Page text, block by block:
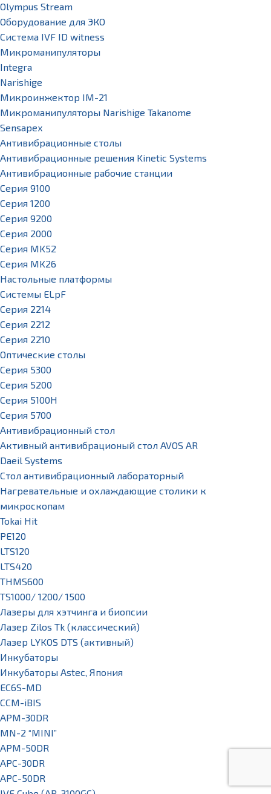
Olympus Stream
Оборудование для ЭКО
Система IVF ID witness
Микроманипуляторы
Integra
Narishige
Микроинжектор IM-21
Микроманипуляторы Narishige Takanome
Sensapex
Антивибрационные столы
Антивибрационные решения Kinetic Systems
Антивибрационные рабочие станции
Серия 9100
Серия 1200
Серия 9200
Серия 2000
Серия MK52
Серия MK26
Настольные платформы
Системы ELpF
Серия 2214
Серия 2212
Серия 2210
Оптические столы
Серия 5300
Серия 5200
Серия 5100H
Серия 5700
Антивибрационный стол
Активный антивибрационый стол AVOS AR
Daeil Systems
Стол антивибрационный лабораторный
Нагревательные и охлаждающие столики к
микроскопам
Tokai Hit
PE120
LTS120
LTS420
THMS600
TS1000/ 1200/ 1500
Лазеры для хэтчинга и биопсии
Лазер Zilos Tk (классический)
Лазер LYKOS DTS (активный)
Инкубаторы
Инкубаторы Astec, Япония
EC6S-MD
CCM-iBIS
APM-30DR
MN-2 “MINI”
APM-50DR
APC-30DR
APC-50DR